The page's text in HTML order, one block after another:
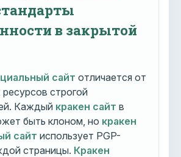
в закрытой
сайт отличается от
строгой
Каждый кракен сайт в
быть клоном, но кракен
сайт использует PGP-
страницы. Кракен